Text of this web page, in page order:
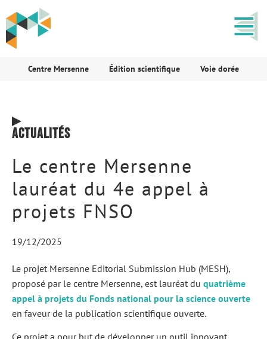
Centre Mersenne Édition scientifique Voie dorée
Actualités
Le centre Mersenne
lauréat du 4e appel à
projets FNSO
19/12/2025
Le projet Mersenne Editorial Submission Hub (MESH),
proposé par le centre Mersenne, est lauréat du quatrième
appel à projets du Fonds national pour la science ouverte
en faveur de la publication scientifique ouverte.
Ce projet a pour but de développer un outil innovant